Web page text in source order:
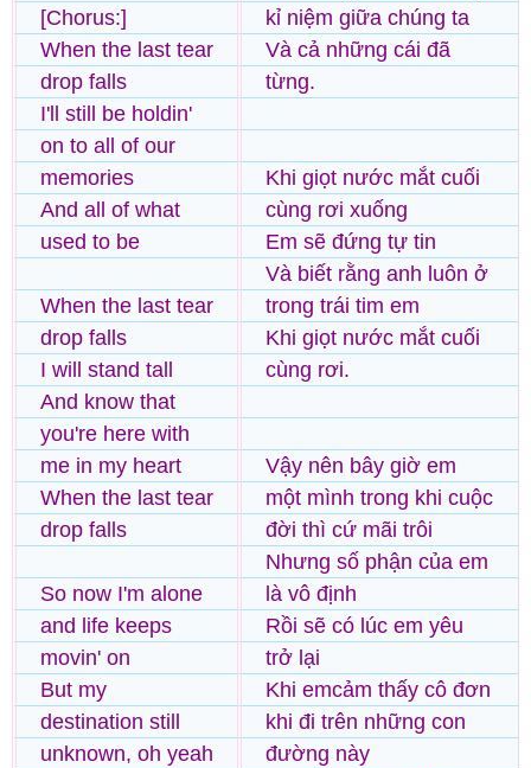
[Chorus:]
When the last tear
drop falls
I'll still be holdin'
on to all of our
memories
And all of what
used to be
When the last tear
drop falls
I will stand tall
And know that
you're here with
me in my heart
When the last tear
drop falls
So now I'm alone
and life keeps
movin' on
But my
destination still
unknown, oh yeah
kỉ niệm giữa chúng ta
Và cả những cái đã
từng.
Khi giọt nước mắt cuối
cùng rơi xuống
Em sẽ đứng tự tin
Và biết rằng anh luôn ở
trong trái tim em
Khi giọt nước mắt cuối
cùng rơi.
Vậy nên bây giờ em
một mình trong khi cuộc
đời thì cứ mãi trôi
Nhưng số phận của em
là vô định
Rồi sẽ có lúc em yêu
trở lại
Khi emcảm thấy cô đơn
khi đi trên những con
đường này